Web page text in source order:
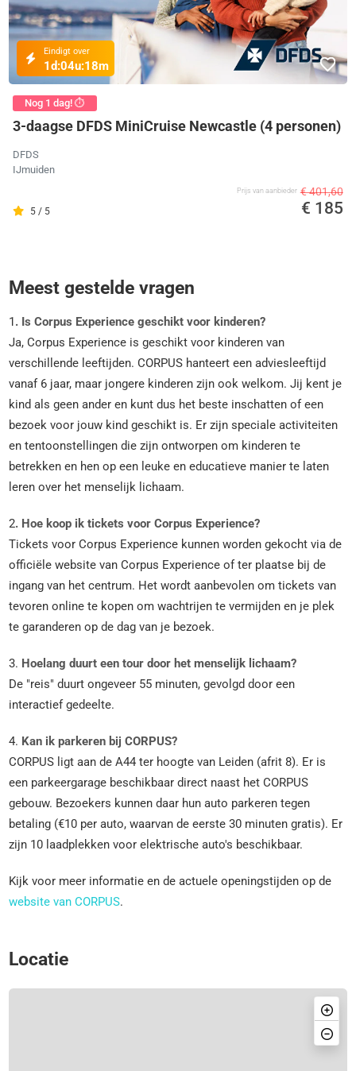
Eindigt over
1d:04u:18m
Nog 1 dag! ⏱️
3-daagse DFDS MiniCruise Newcastle (4 personen)
DFDS
IJmuiden
5 / 5
Prijs van aanbieder € 401,60
€ 185
Meest gestelde vragen
1. Is Corpus Experience geschikt voor kinderen?
Ja, Corpus Experience is geschikt voor kinderen van
verschillende leeftijden. CORPUS hanteert een adviesleeftijd
vanaf 6 jaar, maar jongere kinderen zijn ook welkom. Jij kent je
kind als geen ander en kunt dus het beste inschatten of een
bezoek voor jouw kind geschikt is. Er zijn speciale activiteiten
en tentoonstellingen die zijn ontworpen om kinderen te
betrekken en hen op een leuke en educatieve manier te laten
leren over het menselijk lichaam.
2. Hoe koop ik tickets voor Corpus Experience?
Tickets voor Corpus Experience kunnen worden gekocht via de
officiële website van Corpus Experience of ter plaatse bij de
ingang van het centrum. Het wordt aanbevolen om tickets van
tevoren online te kopen om wachtrijen te vermijden en je plek
te garanderen op de dag van je bezoek.
3. Hoelang duurt een tour door het menselijk lichaam?
De "reis" duurt ongeveer 55 minuten, gevolgd door een
interactief gedeelte.
4. Kan ik parkeren bij CORPUS?
CORPUS ligt aan de A44 ter hoogte van Leiden (afrit 8). Er is
een parkeergarage beschikbaar direct naast het CORPUS
gebouw. Bezoekers kunnen daar hun auto parkeren tegen
betaling (€10 per auto, waarvan de eerste 30 minuten gratis). Er
zijn 10 laadplekken voor elektrische auto's beschikbaar.
Kijk voor meer informatie en de actuele openingstijden op de
website van CORPUS.
Locatie